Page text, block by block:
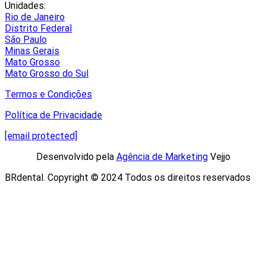
Unidades:
Rio de Janeiro
Distrito Federal
São Paulo
Minas Gerais
Mato Grosso
Mato Grosso do Sul
Termos e Condições
Política de Privacidade
[email protected]
Desenvolvido pela Agência de MarketingVejjo​
BRdental. Copyright © 2024 Todos os direitos reservados